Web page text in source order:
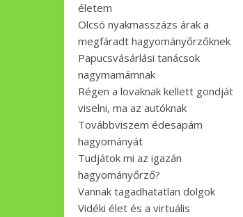
életem
Olcsó nyakmasszázs árak a
megfáradt hagyományőrzőknek
Papucsvásárlási tanácsok
nagymamámnak
Régen a lovaknak kellett gondját
viselni, ma az autóknak
Továbbviszem édesapám
hagyományát
Tudjátok mi az igazán
hagyományőrző?
Vannak tagadhatatlan dolgok
Vidéki élet és a virtuális